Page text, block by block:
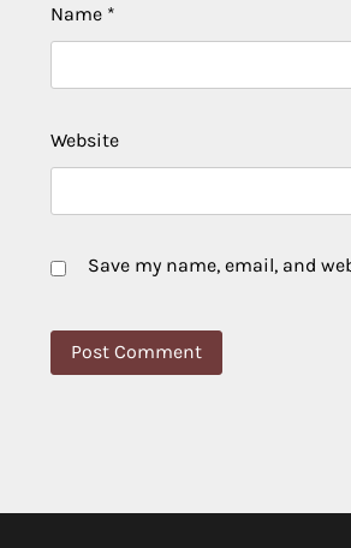
Name *
Website
Save my name, email, and